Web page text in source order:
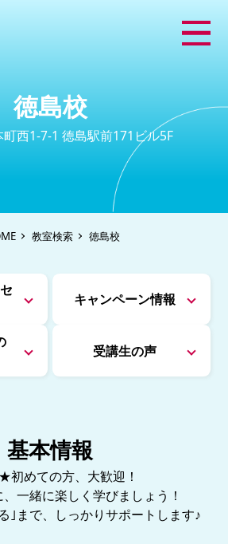
徳島校
西1-7-1 徳島駅前171ビル5F
教室検索 徳島校
キャンペーン情報
受講生の声
基本情報
めての方、大歓迎！
一緒に楽しく学びましょう！
｣まで、しっかりサポートします♪